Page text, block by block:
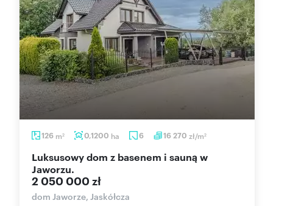
126 m2 0,1200 ha 6 16 270 zł/m2
Luksusowy dom z basenem i sauną w
Jaworzu.
2 050 000 zł
dom Jaworze, Jaskółcza